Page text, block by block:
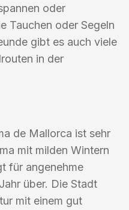
oder
Tauchen oder Segeln
gibt es auch viele
in der
de Mallorca ist sehr
mit milden Wintern
für angenehme
über. Die Stadt
mit einem gut